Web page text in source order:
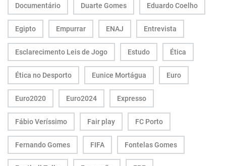
Documentário Duarte Gomes Eduardo Coelho
Egipto Empurrar ENAJ Entrevista
Esclarecimento Leis de Jogo Estudo Ética
Ética no Desporto Eunice Mortágua Euro
Euro2020 Euro2024 Expresso
Fábio Veríssimo Fair play FC Porto
Fernando Gomes FIFA Fontelas Gomes